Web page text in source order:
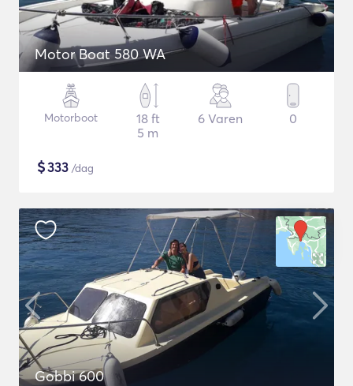
Motor Boat 580 WA
Motorboot
18 ft
5 m
6 Varen 0
$333 /dag
Gobbi 600